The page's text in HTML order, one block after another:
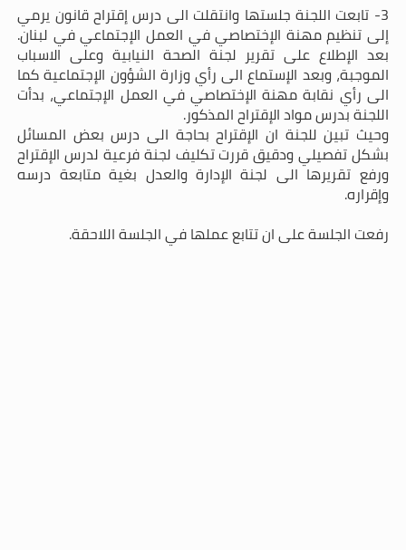
3- تابعت اللجنة جلستها وانتقلت الى درس إقتراح قانون يرمي
إلى تنظيم مهنة الإختصاصي في العمل الإجتماعي في لبنان.
بعد الإطلاع على تقرير لجنة الصحة النيابية وعلى الاسباب
الموجبة، وبعد الإستماع الى رأي وزارة الشؤون الإجتماعية كما
الى رأي نقابة مهنة الإختصاصي في العمل الإجتماعي، بدأت
اللجنة بدرس مواد الإقتراح المذكور.
وحيث تبين للجنة ان الإقتراح بحاجة الى درس بعض المسائل
بشكل تفصيلي ودقيق قررت تكليف لجنة فرعية لدرس الإقتراح
ورفع تقريرها الى لجنة الإدارة والعدل بغية متابعة درسه
وإقراره.
رفعت الجلسة على ان تتابع عملها في الجلسة اللاحقة.